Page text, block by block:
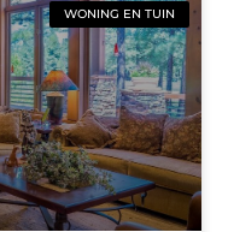
WONING EN TUIN